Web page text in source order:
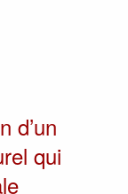
d’un
qui